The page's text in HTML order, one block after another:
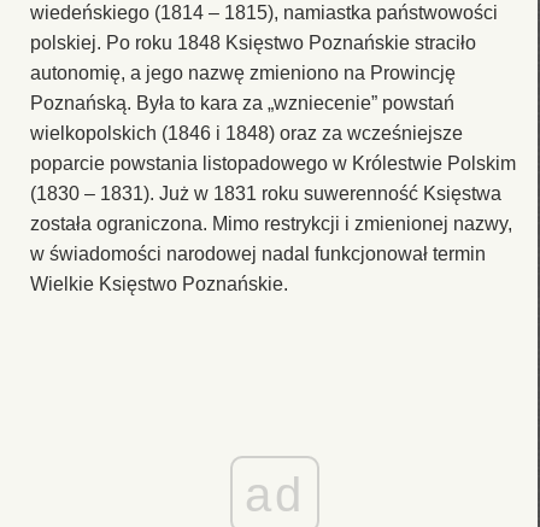
wiedeńskiego (1814 – 1815), namiastka państwowości
polskiej. Po roku 1848 Księstwo Poznańskie straciło
autonomię, a jego nazwę zmieniono na Prowincję
Poznańską. Była to kara za „wzniecenie” powstań
wielkopolskich (1846 i 1848) oraz za wcześniejsze
poparcie powstania listopadowego w Królestwie Polskim
(1830 – 1831). Już w 1831 roku suwerenność Księstwa
została ograniczona. Mimo restrykcji i zmienionej nazwy,
w świadomości narodowej nadal funkcjonował termin
Wielkie Księstwo Poznańskie.
ad